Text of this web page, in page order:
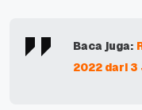
Baca juga:
2022 dari